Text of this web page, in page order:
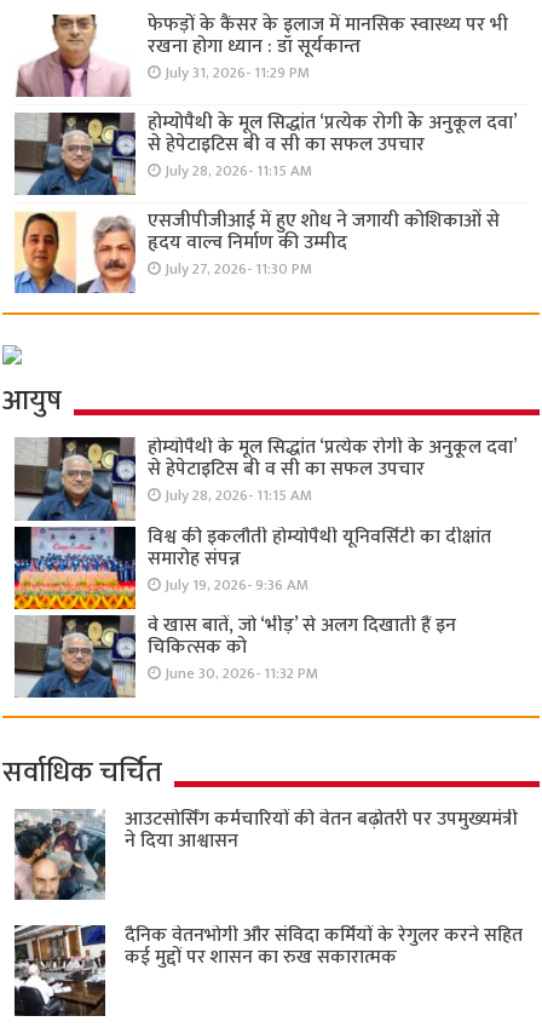
फेफड़ों के कैंसर के इलाज में मानसिक स्वास्थ्य पर भी
रखना होगा ध्यान : डॉ सूर्यकान्त
July 31, 2026- 11:29 PM
होम्योपैथी के मूल सिद्धांत ‘प्रत्येक रोगी केे अनुकूल दवा’
से हेपेटाइटिस बी व सी का सफल उपचार
July 28, 2026- 11:15 AM
एसजीपीजीआई में हुए शोध ने जगायी कोशिकाओं से
हृदय वाल्व निर्माण की उम्मीद
July 27, 2026- 11:30 PM
आयुष
होम्योपैथी के मूल सिद्धांत ‘प्रत्येक रोगी केे अनुकूल दवा’
से हेपेटाइटिस बी व सी का सफल उपचार
July 28, 2026- 11:15 AM
विश्व की इकलौती होम्योपैथी यूनिवर्सिटी का दीक्षांत
समारोह संपन्न
July 19, 2026- 9:36 AM
वे खास बातें, जो ‘भीड़’ से अलग दिखाती हैं इन
चिकित्सक को
June 30, 2026- 11:32 PM
सर्वाधिक चर्चित
आउटसोर्सिंग कर्मचारियों की वेतन बढ़ोतरी पर उपमुख्यमंत्री
ने दिया आश्वासन
दैनिक वेतनभोगी और संविदा कर्मियों के रेगुलर करने सहित
कई मुद्दों पर शासन का रुख सकारात्मक